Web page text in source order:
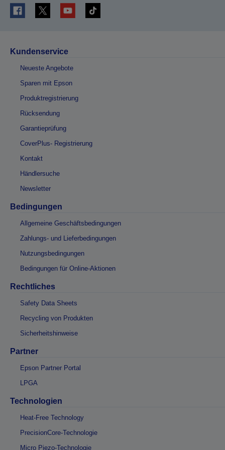
Kundenservice
Neueste Angebote
Sparen mit Epson
Produktregistrierung
Rücksendung
Garantieprüfung
CoverPlus- Registrierung
Kontakt
Händlersuche
Newsletter
Bedingungen
Allgemeine Geschäftsbedingungen
Zahlungs- und Lieferbedingungen
Nutzungsbedingungen
Bedingungen für Online-Aktionen
Rechtliches
Safety Data Sheets
Recycling von Produkten
Sicherheitshinweise
Partner
Epson Partner Portal
LPGA
Technologien
Heat-Free Technology
PrecisionCore-Technologie
Micro Piezo-Technologie